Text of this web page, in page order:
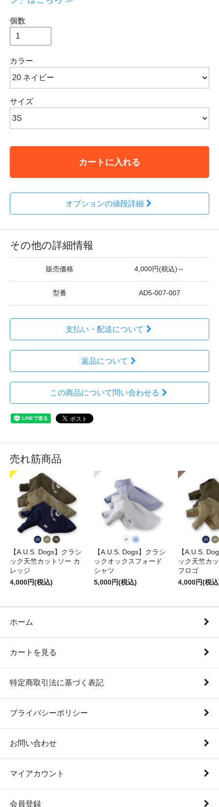
個数
カラー
サイズ
カートに入れる
オプションの値段詳細
その他の詳細情報
販売価格 4,000円(税込)～
型番 AD5-007-007
支払い・配送について
返品について
この商品について問い合わせる
売れ筋商品
【A.U.S. Dogs】クラシ
ック天竺カットソー カ
レッジ
4,000円(税込)
【A.U.S. Dogs】クラシ
ックオックスフォード
シャツ
5,000円(税込)
【A.U.S.
ック天竺カ
フロゴ
4,000円(税
ホーム
カートを見る
特定商取引法に基づく表記
プライバシーポリシー
お問い合わせ
マイアカウント
会員登録